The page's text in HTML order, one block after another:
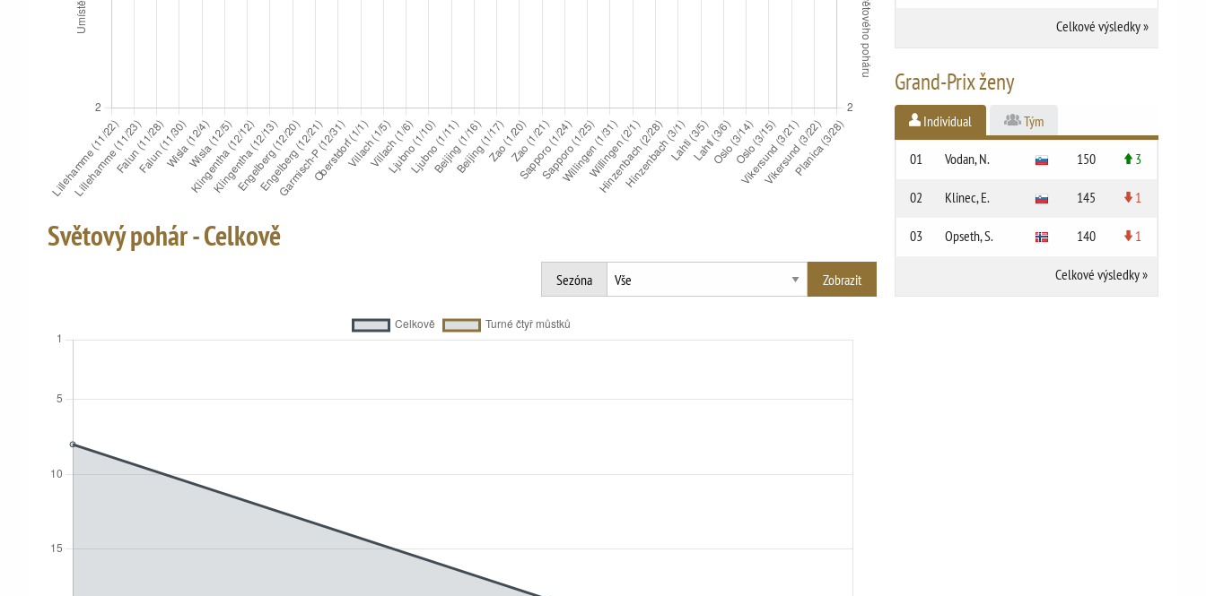
Světový pohár - Celkově
Sezóna
Celkové výsledky»
Grand-Prix ženy
Individual Tým
01 Vodan, N. 150 3
02 Klinec, E. 145 1
03 Opseth, S. 140 1
Celkové výsledky»